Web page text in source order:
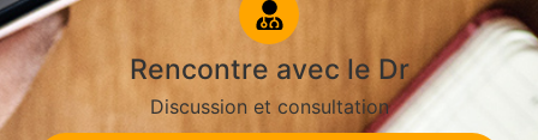
Rencontre avec le Dr
Discussion et consultation